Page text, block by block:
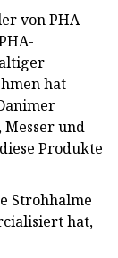
von PHA-
hat
und
Produkte
Strohhalme
hat,